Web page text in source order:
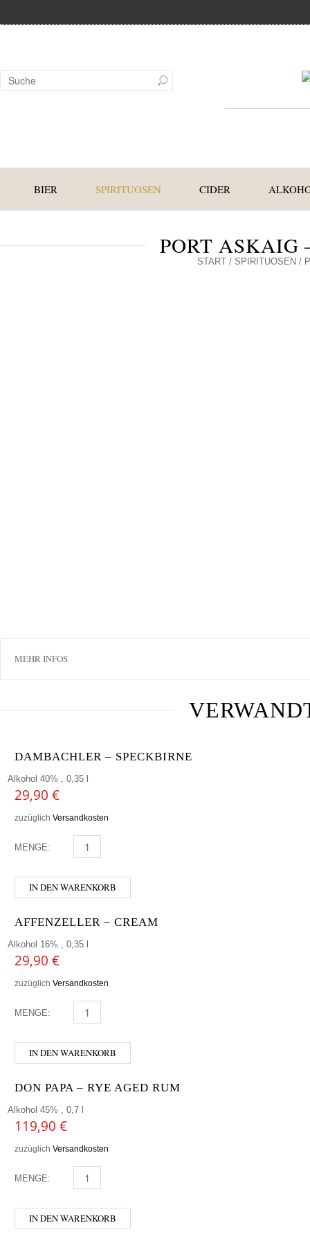
BIER SPIRITUOSEN CIDER
PORT ASKAIG
START / SPIRITUOSEN /
MEHR INFOS
DAMBACHLER – SPECKBIRNE
Alkohol 40% , 0,35 l
29,90 €
zuzüglich Versandkosten
MENGE: DAMBACHLER - SPECKBIRNE MENGE
IN DEN WARENKORB
AFFENZELLER – CREAM
Alkohol 16% , 0,35 l
29,90 €
zuzüglich Versandkosten
MENGE: AFFENZELLER - CREAM MENGE
IN DEN WARENKORB
DON PAPA – RYE AGED RUM
Alkohol 45% , 0,7 l
119,90 €
zuzüglich Versandkosten
MENGE: DON PAPA - RYE AGED RUM MENGE
IN DEN WARENKORB